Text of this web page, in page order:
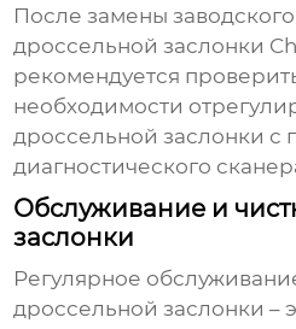
После замены
дроссельной заслонки
рекомендуется
необходимости
дроссельной заслонки
диагностического
Обслуживание и
заслонки
Регулярное
дроссельной заслонки –